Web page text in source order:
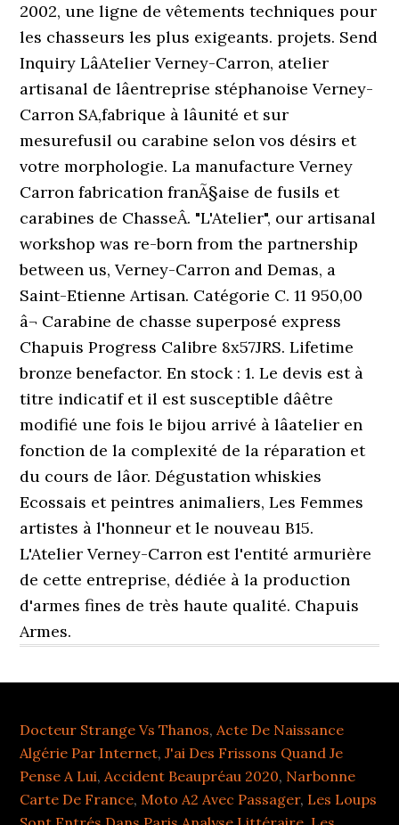
Docteur Strange Vs Thanos,Acte De Naissance
Algérie Par Internet,J'ai Des Frissons Quand Je
Pense A Lui,Accident Beaupréau 2020, Narbonne
Carte De France,Moto A2 Avec Passager, Les Loups